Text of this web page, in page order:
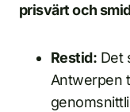
prisvärt och
Restid: Det
Antwerpen